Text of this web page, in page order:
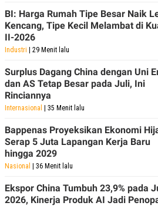
BI: Harga Rumah Tipe Besar Naik
Kencang, Tipe Kecil Melambat di
II-2026
Industri | 29 Menit lalu
Surplus Dagang China dengan Uni
dan AS Tetap Besar pada Juli, Ini
Rinciannya
Internasional | 35 Menit lalu
Bappenas Proyeksikan Ekonomi
Serap 5 Juta Lapangan Kerja Baru
hingga 2029
Nasional | 36 Menit lalu
Ekspor China Tumbuh 23,9% pada
2026, Kinerja Produk AI Jadi